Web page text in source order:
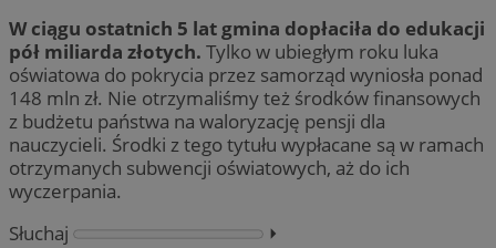
W ciągu ostatnich 5 lat gmina dopłaciła do edukacji
pół miliarda złotych. Tylko w ubiegłym roku luka
oświatowa do pokrycia przez samorząd wyniosła ponad
148 mln zł. Nie otrzymaliśmy też środków finansowych
z budżetu państwa na waloryzację pensji dla
nauczycieli. Środki z tego tytułu wypłacane są w ramach
otrzymanych subwencji oświatowych, aż do ich
wyczerpania.
Słuchaj
⏵︎